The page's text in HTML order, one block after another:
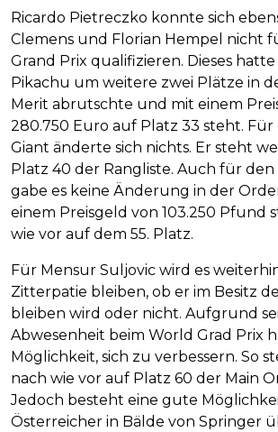
Ricardo Pietreczko konnte sich
Clemens und Florian Hempel nicht
Grand Prix qualifizieren. Dieses
Pikachu um weitere zwei Plätze in
Merit abrutschte und mit einem
280.750 Euro auf Platz 33 steht. Für
Giant änderte sich nichts. Er steht
Platz 40 der Rangliste. Auch für den
gabe es keine Änderung in der
einem Preisgeld von 103.250 Pfund
wie vor auf dem 55. Platz.
Für Mensur Suljovic wird es
Zitterpatie bleiben, ob er im Besitz
bleiben wird oder nicht. Aufgrund
Abwesenheit beim World Grad Prix
Möglichkeit, sich zu verbessern. So
nach wie vor auf Platz 60 der Main
Jedoch besteht eine gute
Österreicher in Bälde von Springer